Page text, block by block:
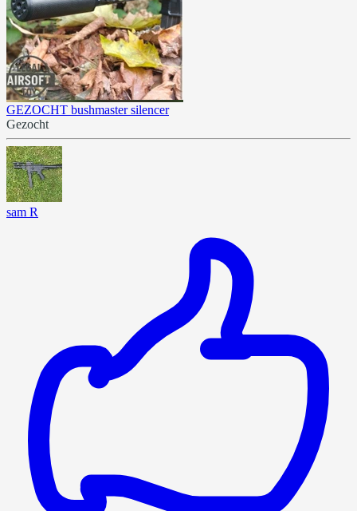
GEZOCHT bushmaster silencer
Gezocht
sam R